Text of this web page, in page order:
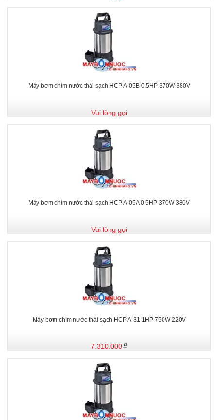
Máy bơm chìm nước thải sạch HCP A-05B 0.5HP 370W 380V
Vui lòng gọi
Máy bơm chìm nước thải sạch HCP A-05A 0.5HP 370W 380V
Vui lòng gọi
Máy bơm chìm nước thải sạch HCP A-31 1HP 750W 220V
7.310.000